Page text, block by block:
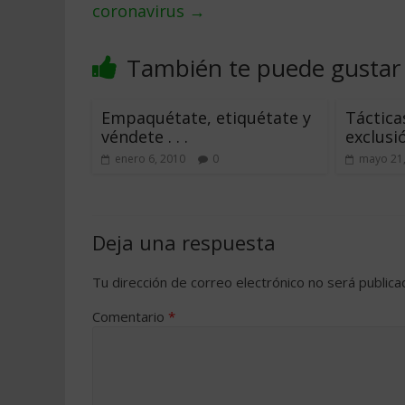
coronavirus →
También te puede gustar
Empaquétate, etiquétate y
véndete . . .
enero 6, 2010 0 mayo
Deja una respuesta
Tu dirección de correo electrónico no será
Comentario *